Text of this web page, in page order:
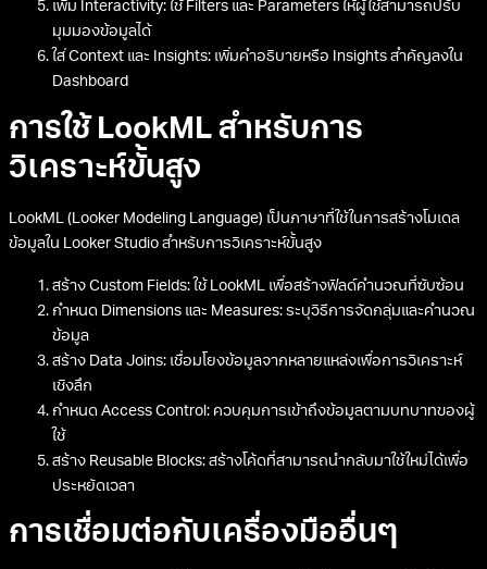
การสร้าง Custom Dashboard
วางแผนก่อนสร้าง: กำหนดวัตถุประสงค์และ KPIs ที่ต้องการติดตาม
ใช้ Layout ที่เหมาะสม: จัดวาง Charts และ Tables ให้เป็นหมวดหมู่และ
เลือกใช้ Visualization ที่เหมาะสม: เช่น ใช้ Line Chart สำหรับข้อมูล
ใช้ Color Coding อย่างมีประสิทธิภาพ: ใช้สีเพื่อสื่อความหมายและ
ดึงดูดความสนใจ
เพิ่ม Interactivity: ใช้ Filters และ Parameters ให้ผู้ใช้สามารถปรับ
มุมมองข้อมูลได้
ใส่ Context และ Insights: เพิ่มคำอธิบายหรือ Insights สำคัญลงใน
Dashboard
การใช้ LookML สำหรับการ
วิเคราะห์ขั้นสูง
LookML (Looker Modeling Language) เป็นภาษาที่ใช้ในการสร้างโมเดล
ข้อมูลใน Looker Studio สำหรับการวิเคราะห์ขั้นสูง